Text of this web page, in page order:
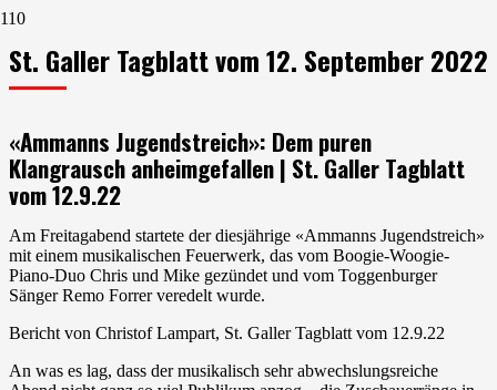
St. Galler Tagblatt vom 12. September 2022
«Ammanns Jugendstreich»: Dem puren
Klangrausch anheimgefallen | St. Galler Tagblatt
vom 12.9.22
Am Freitagabend startete der diesjährige «Ammanns Jugendstreich»
mit einem musikalischen Feuerwerk, das vom Boogie-Woogie-
Piano-Duo Chris und Mike gezündet und vom Toggenburger
Sänger Remo Forrer veredelt wurde.
Bericht von Christof Lampart, St. Galler Tagblatt vom 12.9.22
An was es lag, dass der musikalisch sehr abwechslungsreiche